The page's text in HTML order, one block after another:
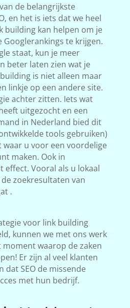
de belangrijkste
en het is iets dat we heel
building kan helpen om je
Googlerankings te krijgen.
staat, kun je meer
beter laten zien wat je
is niet alleen maar
linkje op een andere site.
achter zitten. Iets wat
uitgezocht en een
in Nederland bied dit
tools gebruiken)
u voor een voordelige
maken. Ook in
effect. Vooral als u lokaal
zoekresultaten van
.
voor link building
kunnen we met ons werk
waarop de zaken
Er zijn al veel klanten
dat SEO de missende
met hun bedrijf.